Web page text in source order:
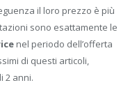
il loro prezzo è più
sono esattamente le
nel periodo dell’offerta
di questi articoli,
2 anni.